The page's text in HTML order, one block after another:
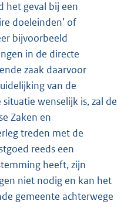
het geval bij een
doeleinden’ of
bijvoorbeeld
in de directe
zaak daarvoor
van de
wenselijk is, zal de
Zaken en
treden met de
reeds een
heeft, zijn
niet nodig en kan het
gemeente achterwege